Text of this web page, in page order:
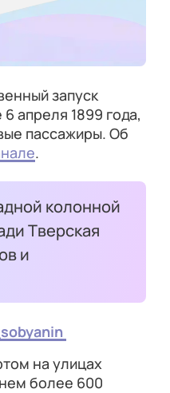
запуск
апреля 1899 года,
пассажиры. Об
.
колонной
Тверская
и
на улицах
более 600